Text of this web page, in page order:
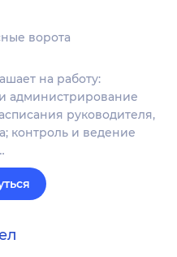
ворота
на работу:
администрирование
руководителя,
контроль и ведение